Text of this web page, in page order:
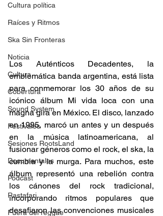
Cultura política
Raíces y Ritmos
Ska Sin Fronteras
Noticia
Cultura
Cobertura
Sound System
Festivales
Sesiones RootsLand
Documentales
Podcast
Rastafari
Fuera del reggae
Los Auténticos Decadentes, la
emblemática banda argentina, está lista
para conmemorar los 30 años de su
icónico álbum Mi vida loca con una
magna gira en México. El disco, lanzado
en 1995, marcó un antes y un después
en la música latinoamericana, al
fusionar géneros como el rock, el ska, la
cumbia y la murga. Para muchos, este
álbum representó una rebelión contra
los cánones del rock tradicional,
incorporando ritmos populares que
desafiaron las convenciones musicales